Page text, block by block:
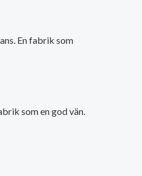
En fabrik som
som en god vän.